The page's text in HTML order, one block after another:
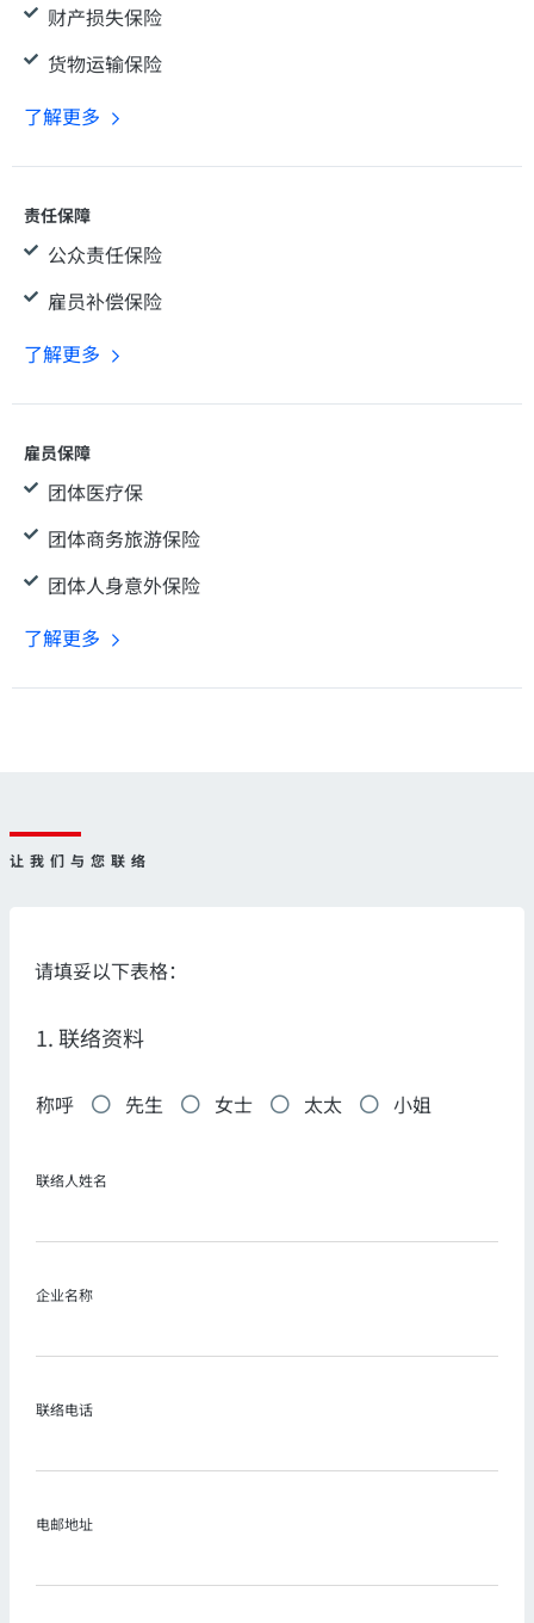
财产损失保险
货物运输保险
了解更多
责任保障
公众责任保险
雇员补偿保险
了解更多
雇员保障
团体医疗保
团体商务旅游保险
团体人身意外保险
了解更多
让我们与您联络
请填妥以下表格：
1. 联络资料
称呼 先生 女士 太太 小姐
联络人姓名
企业名称
联络电话
电邮地址